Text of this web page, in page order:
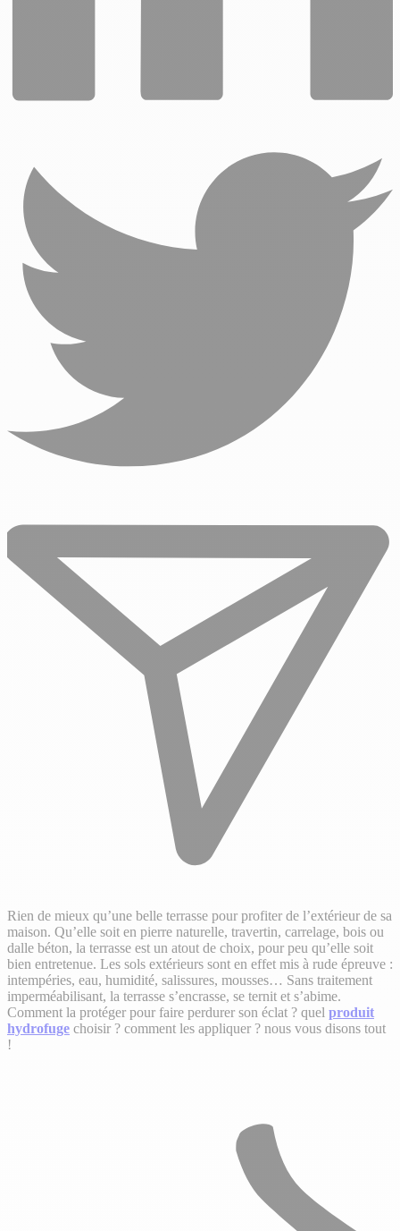
Rien de mieux qu’une belle terrasse pour profiter de l’extérieur de sa
maison. Qu’elle soit en pierre naturelle, travertin, carrelage, bois ou
dalle béton, la terrasse est un atout de choix, pour peu qu’elle soit
bien entretenue. Les sols extérieurs sont en effet mis à rude épreuve :
intempéries, eau, humidité, salissures, mousses… Sans traitement
imperméabilisant, la terrasse s’encrasse, se ternit et s’abime.
Comment la protéger pour faire perdurer son éclat ? quel produit
hydrofuge choisir ? comment les appliquer ? nous vous disons tout
!